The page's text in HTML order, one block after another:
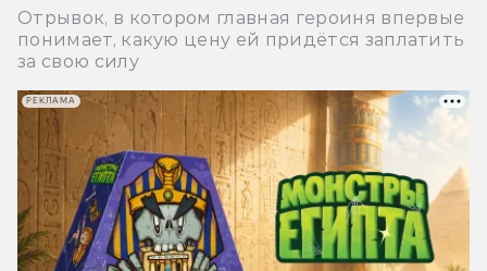
Отрывок, в котором главная героиня впервые
понимает, какую цену ей придётся заплатить
за свою силу
РЕКЛАМА